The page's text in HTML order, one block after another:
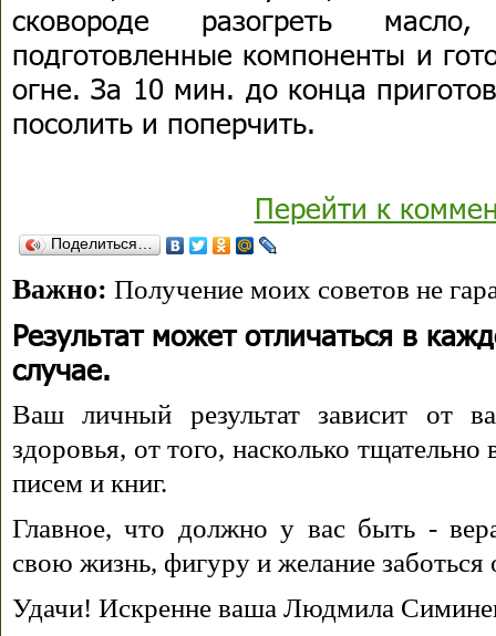
сковороде разогреть
подготовленные компоненты и
огне. За 10 мин. до конца
посолить и поперчить.
Перейти к
Поделиться…
Важно: Получение моих советов не
Результат может отличаться в
случае.
Ваш личный результат зависит от
здоровья, от того, насколько
писем и книг.
Главное, что должно у вас быть -
свою жизнь, фигуру и желание заботься
Удачи! Искренне ваша Людмила